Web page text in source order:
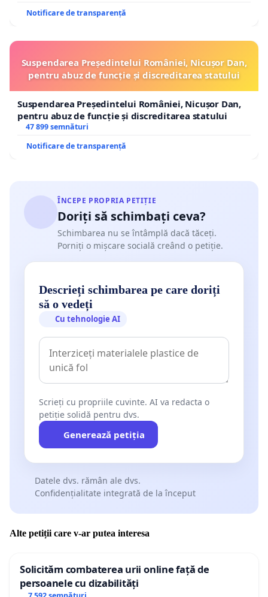
Notificare de transparență
Suspendarea Președintelui României, Nicușor Dan,
pentru abuz de funcție și discreditarea statului
Suspendarea Președintelui României, Nicușor Dan,
pentru abuz de funcție și discreditarea statului
47 899 semnături
Notificare de transparență
ÎNCEPE PROPRIA PETIȚIE
Doriți să schimbați ceva?
Schimbarea nu se întâmplă dacă tăceți.
Porniți o mișcare socială creând o petiție.
Descrieți schimbarea pe care doriți
să o vedeți
Cu tehnologie AI
Scrieți cu propriile cuvinte. AI va redacta o
petiție solidă pentru dvs.
Generează petiția
Datele dvs. rămân ale dvs.
Confidențialitate integrată de la început
Alte petiții care v-ar putea interesa
Solicităm combaterea urii online față de
persoanele cu dizabilități